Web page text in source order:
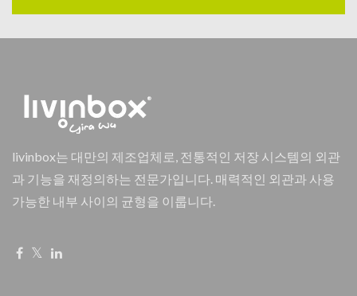
livinbox는 대만의 제조업체로, 전통적인 저장 시스템의 외관
과 기능을 재정의하는 전문가입니다. 매력적인 외관과 사용
가능한 내부 사이의 균형을 이룹니다.